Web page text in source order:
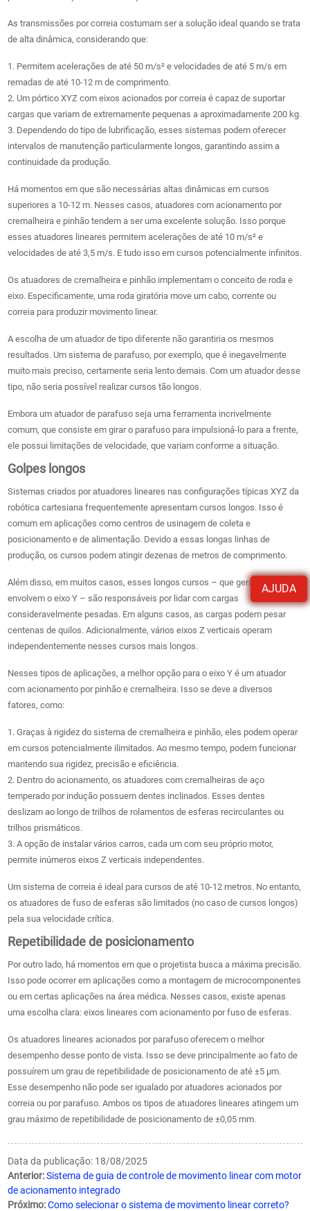
AJUDA
As transmissões por correia costumam ser a solução ideal quando se trata
de alta dinâmica, considerando que:
1. Permitem acelerações de até 50 m/s² e velocidades de até 5 m/s em
remadas de até 10-12 m de comprimento.
2. Um pórtico XYZ com eixos acionados por correia é capaz de suportar
cargas que variam de extremamente pequenas a aproximadamente 200 kg.
3. Dependendo do tipo de lubrificação, esses sistemas podem oferecer
intervalos de manutenção particularmente longos, garantindo assim a
continuidade da produção.
Há momentos em que são necessárias altas dinâmicas em cursos
superiores a 10-12 m. Nesses casos, atuadores com acionamento por
cremalheira e pinhão tendem a ser uma excelente solução. Isso porque
esses atuadores lineares permitem acelerações de até 10 m/s² e
velocidades de até 3,5 m/s. E tudo isso em cursos potencialmente infinitos.
Os atuadores de cremalheira e pinhão implementam o conceito de roda e
eixo. Especificamente, uma roda giratória move um cabo, corrente ou
correia para produzir movimento linear.
A escolha de um atuador de tipo diferente não garantiria os mesmos
resultados. Um sistema de parafuso, por exemplo, que é inegavelmente
muito mais preciso, certamente seria lento demais. Com um atuador desse
tipo, não seria possível realizar cursos tão longos.
Embora um atuador de parafuso seja uma ferramenta incrivelmente
comum, que consiste em girar o parafuso para impulsioná-lo para a frente,
ele possui limitações de velocidade, que variam conforme a situação.
Golpes longos
Sistemas criados por atuadores lineares nas configurações típicas XYZ da
robótica cartesiana frequentemente apresentam cursos longos. Isso é
comum em aplicações como centros de usinagem de coleta e
posicionamento e de alimentação. Devido a essas longas linhas de
produção, os cursos podem atingir dezenas de metros de comprimento.
Além disso, em muitos casos, esses longos cursos – que geralmente
envolvem o eixo Y – são responsáveis ​​por lidar com cargas
consideravelmente pesadas. Em alguns casos, as cargas podem pesar
centenas de quilos. Adicionalmente, vários eixos Z verticais operam
independentemente nesses cursos mais longos.
Nesses tipos de aplicações, a melhor opção para o eixo Y é um atuador
com acionamento por pinhão e cremalheira. Isso se deve a diversos
fatores, como:
1. Graças à rigidez do sistema de cremalheira e pinhão, eles podem operar
em cursos potencialmente ilimitados. Ao mesmo tempo, podem funcionar
mantendo sua rigidez, precisão e eficiência.
2. Dentro do acionamento, os atuadores com cremalheiras de aço
temperado por indução possuem dentes inclinados. Esses dentes
deslizam ao longo de trilhos de rolamentos de esferas recirculantes ou
trilhos prismáticos.
3. A opção de instalar vários carros, cada um com seu próprio motor,
permite inúmeros eixos Z verticais independentes.
Um sistema de correia é ideal para cursos de até 10-12 metros. No entanto,
os atuadores de fuso de esferas são limitados (no caso de cursos longos)
pela sua velocidade crítica.
Repetibilidade de posicionamento
Por outro lado, há momentos em que o projetista busca a máxima precisão.
Isso pode ocorrer em aplicações como a montagem de microcomponentes
ou em certas aplicações na área médica. Nesses casos, existe apenas
uma escolha clara: eixos lineares com acionamento por fuso de esferas.
Os atuadores lineares acionados por parafuso oferecem o melhor
desempenho desse ponto de vista. Isso se deve principalmente ao fato de
possuírem um grau de repetibilidade de posicionamento de até ±5 μm.
Esse desempenho não pode ser igualado por atuadores acionados por
correia ou por parafuso. Ambos os tipos de atuadores lineares atingem um
grau máximo de repetibilidade de posicionamento de ±0,05 mm.
Data da publicação: 18/08/2025
Anterior: Sistema de guia de controle de movimento linear com motor
de acionamento integrado
Próximo: Como selecionar o sistema de movimento linear correto?